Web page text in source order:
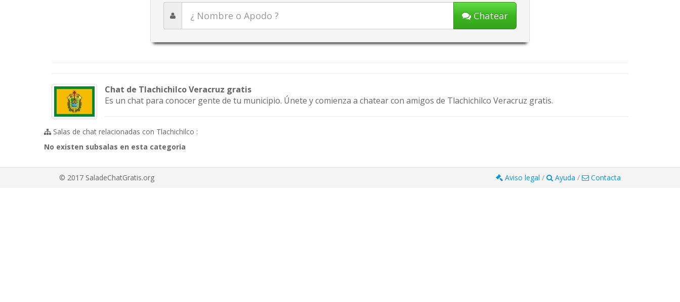
Chatear
Chat de Tlachichilco Veracruz gratis
Es un chat para conocer gente de tu municipio. Únete y comienza a chatear con amigos de Tlachichilco Veracruz gratis.
Salas de chat relacionadas con Tlachichilco :
No existen subsalas en esta categoria
© 2017 SaladeChatGratis.org Aviso legal / Ayuda / Contacta